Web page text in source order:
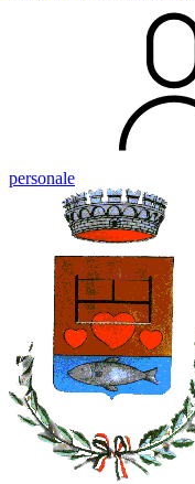
personale